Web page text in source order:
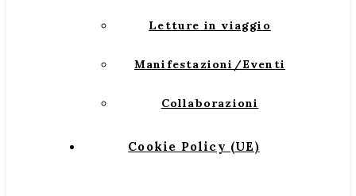
Letture in viaggio
Manifestazioni/Eventi
Collaborazioni
Cookie Policy (UE)